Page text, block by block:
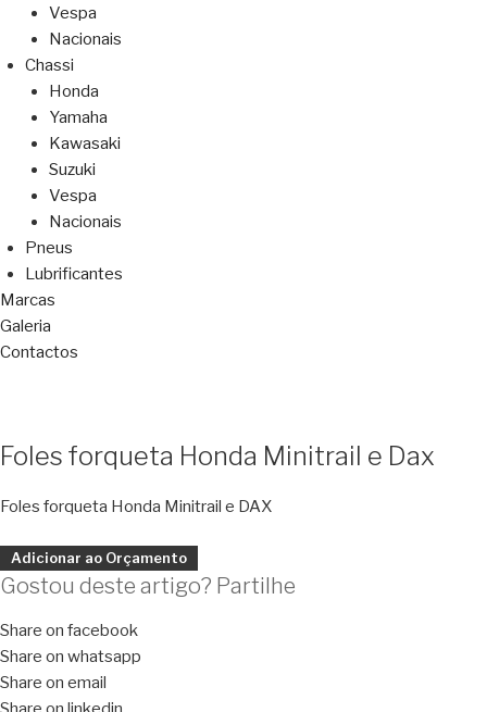
Vespa
Nacionais
Chassi
Honda
Yamaha
Kawasaki
Suzuki
Vespa
Nacionais
Pneus
Lubrificantes
Marcas
Galeria
Contactos
Foles forqueta Honda Minitrail e Dax
Foles forqueta Honda Minitrail e DAX
Adicionar ao Orçamento
Gostou deste artigo? Partilhe
Share on facebook
Share on whatsapp
Share on email